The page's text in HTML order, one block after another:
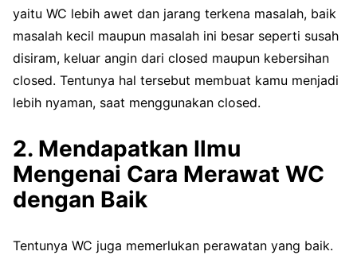
yaitu WC lebih awet dan jarang terkena masalah, baik
masalah kecil maupun masalah ini besar seperti susah
disiram, keluar angin dari closed maupun kebersihan
closed. Tentunya hal tersebut membuat kamu menjadi
lebih nyaman, saat menggunakan closed.
2. Mendapatkan Ilmu
Mengenai Cara Merawat WC
dengan Baik
Tentunya WC juga memerlukan perawatan yang baik.